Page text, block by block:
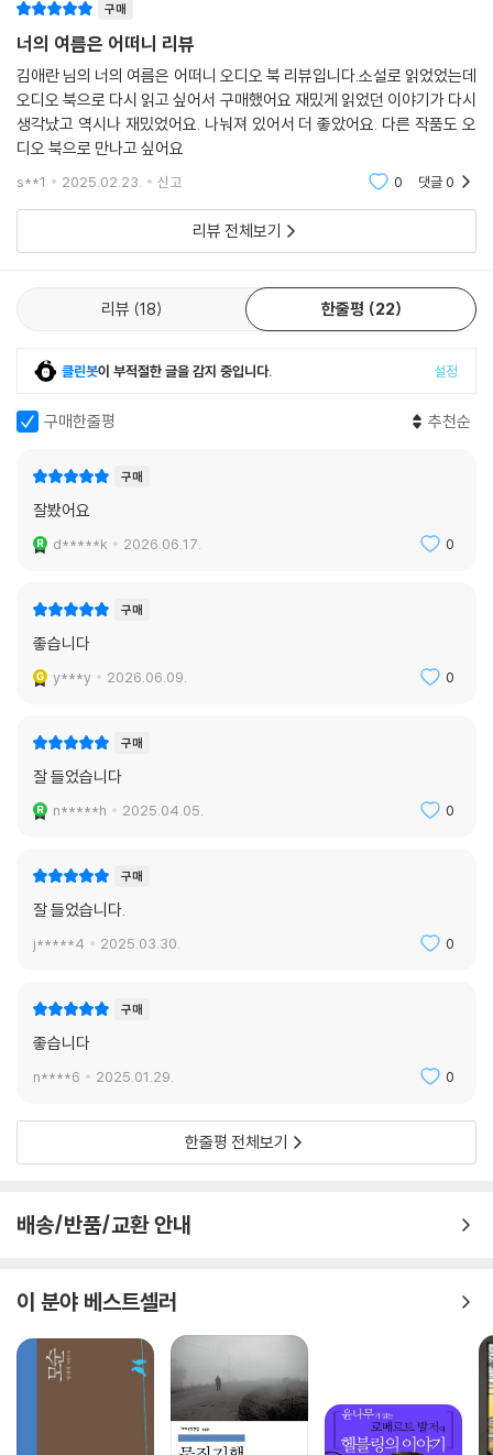
구매
너의 여름은 어떠니 리뷰
김애란 님의 너의 여름은 어떠니 오디오 북 리뷰입니다.소설로 읽었었는데
오디오 북으로 다시 읽고 싶어서 구매했어요 재밌게 읽었던 이야기가 다시
생각났고 역시나 재밌었어요. 나눠져 있어서 더 좋았어요. 다른 작품도 오
디오 북으로 만나고 싶어요
s**1 2025.02.23. 신고 0 댓글0
리뷰 전체보기
리뷰 18 한줄평 22
클린봇이 부적절한 글을 감지 중입니다. 설정
구매한줄평 추천순
구매
잘봤어요
d*****k 2026.06.17. 0
구매
좋습니다
y***y 2026.06.09. 0
구매
잘 들었습니다
n*****h 2025.04.05. 0
구매
잘 들었습니다.
j*****4 2025.03.30. 0
구매
좋습니다
n****6 2025.01.29. 0
한줄평 전체보기
배송/반품/교환 안내
이 분야 베스트셀러